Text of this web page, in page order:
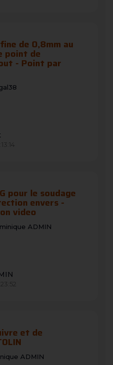
de 0,8mm au
point de
- Point par
pour le soudage
envers -
video
ADMIN
et de
ADMIN